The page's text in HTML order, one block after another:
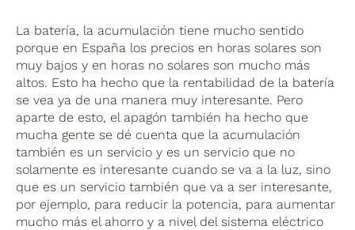
La batería, la acumulación tiene mucho sentido
porque en España los precios en horas solares son
muy bajos y en horas no solares son mucho más
altos. Esto ha hecho que la rentabilidad de la batería
se vea ya de una manera muy interesante. Pero
aparte de esto, el apagón también ha hecho que
mucha gente se dé cuenta que la acumulación
también es un servicio y es un servicio que no
solamente es interesante cuando se va a la luz, sino
que es un servicio también que va a ser interesante,
por ejemplo, para reducir la potencia, para aumentar
mucho más el ahorro y a nivel del sistema eléctrico